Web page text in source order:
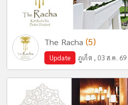
The Racha (5)
Update ภูเก็ต , 03 ส.ค. 69